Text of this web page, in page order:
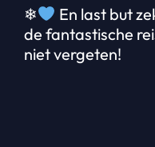
❄
En last but
de fantastische
niet vergeten!